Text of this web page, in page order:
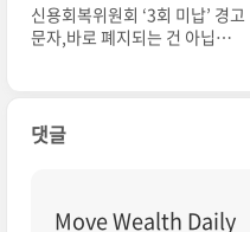
신용회복위원회 ‘3회 미납’ 경고
문자,바로 폐지되는 건 아닙니다
댓글
Move Wealth Daily